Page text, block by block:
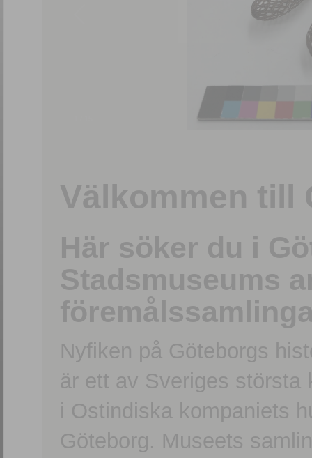
Välkommen till
Här söker du i
Stadsmuseums
Nyfiken på Göteborgs
är ett av Sveriges största
i Ostindiska kompaniets
Göteborg. Museets